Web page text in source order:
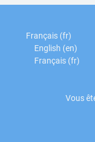
Français ‎(fr)‎
English ‎(en)‎
Français ‎(fr)‎
Vous